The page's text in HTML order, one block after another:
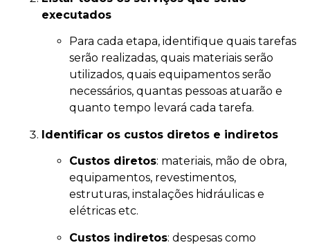
executados
Para cada etapa, identifique quais tarefas
serão realizadas, quais materiais serão
utilizados, quais equipamentos serão
necessários, quantas pessoas atuarão e
quanto tempo levará cada tarefa.
Identificar os custos diretos e indiretos
Custos diretos: materiais, mão de obra,
equipamentos, revestimentos,
estruturas, instalações hidráulicas e
elétricas etc.
Custos indiretos: despesas como